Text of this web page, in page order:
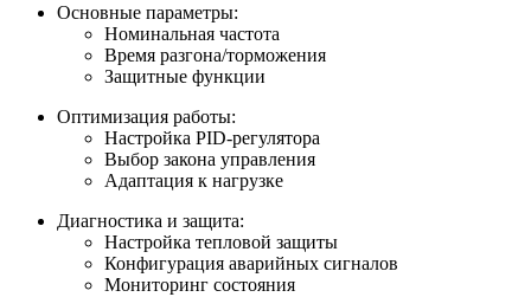
Основные параметры:
Номинальная частота
Время разгона/торможения
Защитные функции
Оптимизация работы:
Настройка PID-регулятора
Выбор закона управления
Адаптация к нагрузке
Диагностика и защита:
Настройка тепловой защиты
Конфигурация аварийных сигналов
Мониторинг состояния